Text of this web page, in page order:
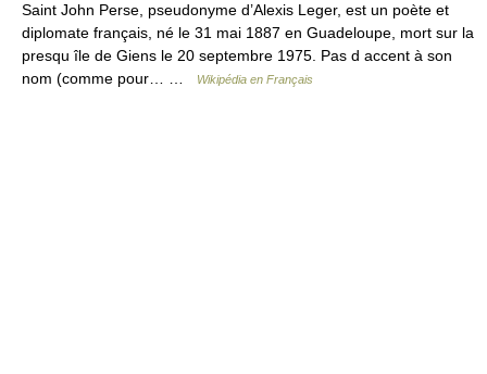
Saint John Perse, pseudonyme d’Alexis Leger, est un poète et
diplomate français, né le 31 mai 1887 en Guadeloupe, mort sur la
presqu île de Giens le 20 septembre 1975. Pas d accent à son
nom (comme pour… …
Wikipédia en Français